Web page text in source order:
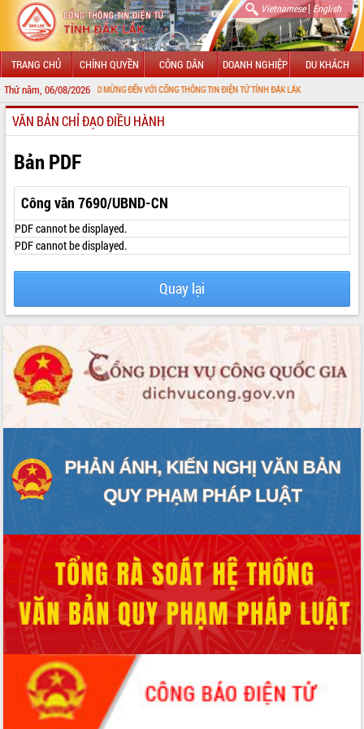
Vietnamese| English
TRANG CHỦ CHÍNH QUYỀN CÔNG DÂN DOANH NGHIỆP DU KHÁCH
Thứ năm, 06/08/2026
CHÀO MỪNG ĐẾN VỚI CỔNG THÔNG TIN ĐIỆN TỬ TỈNH ĐẮK LẮK
GIỚI THIỆU
LÃNH ĐẠO UBND TỈNH
TIN TỨC SỰ KIỆN
SỞ, BAN, NGÀNH
UBND CÁC XÃ, PHƯỜNG
HỆ THỐNG VĂN BẢN
VĂN BẢN HĐND TỈNH
ĐIỂM TIN VĂN BẢN
QUY HOẠCH - KẾ HOẠCH
VĂN BẢN CHỈ ĐẠO ĐIỀU HÀNH
Bản PDF
Công văn 7690/UBND-CN
PDF cannot be displayed.
PDF cannot be displayed.
Quay lại